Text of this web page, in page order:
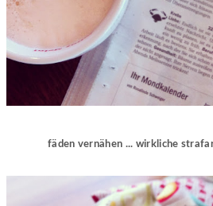
fäden vernähen ... wirkliche